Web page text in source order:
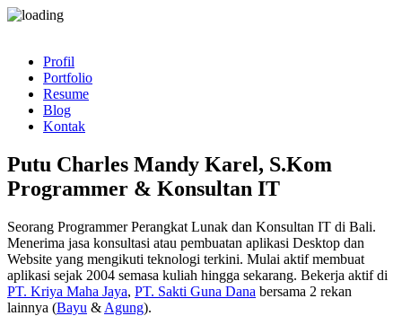
Profil
Portfolio
Resume
Blog
Kontak
Putu Charles Mandy Karel, S.Kom
Programmer & Konsultan IT
Seorang Programmer Perangkat Lunak dan Konsultan IT di Bali.
Menerima jasa konsultasi atau pembuatan aplikasi Desktop dan
Website yang mengikuti teknologi terkini. Mulai aktif membuat
aplikasi sejak 2004 semasa kuliah hingga sekarang. Bekerja aktif di
PT. Kriya Maha Jaya, PT. Sakti Guna Dana bersama 2 rekan
lainnya (Bayu & Agung).